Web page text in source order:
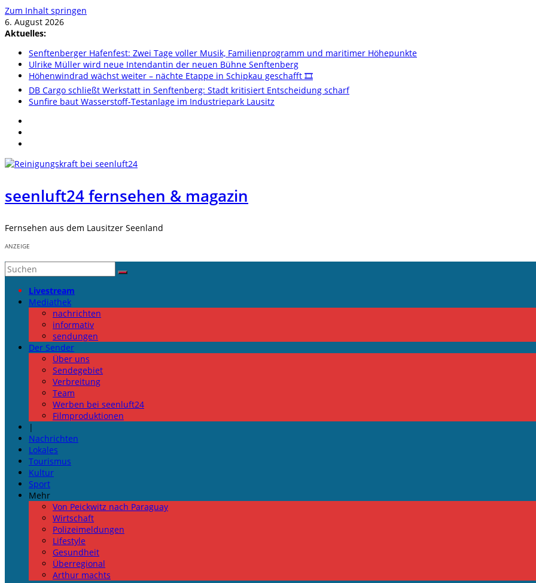
Zum Inhalt springen
6. August 2026
Aktuelles:
Senftenberger Hafenfest: Zwei Tage voller Musik, Familienprogramm und maritimer Höhepunkte
Ulrike Müller wird neue Intendantin der neuen Bühne Senftenberg
Höhenwindrad wächst weiter – nächte Etappe in Schipkau geschafft 🎞️
DB Cargo schließt Werkstatt in Senftenberg: Stadt kritisiert Entscheidung scharf
Sunfire baut Wasserstoff-Testanlage im Industriepark Lausitz
seenluft24 fernsehen & magazin
Fernsehen aus dem Lausitzer Seenland
ANZEIGE
Livestream
Mediathek
nachrichten
informativ
sendungen
Der Sender
Über uns
Sendegebiet
Verbreitung
Team
Werben bei seenluft24
Filmproduktionen
|
Nachrichten
Lokales
Tourismus
Kultur
Sport
Mehr
Von Peickwitz nach Paraguay
Wirtschaft
Polizeimeldungen
Lifestyle
Gesundheit
Überregional
Arthur machts